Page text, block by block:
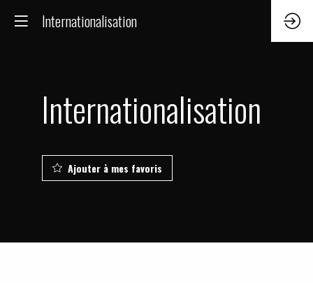
Internationalisation
Internationalisation
Ajouter à mes favoris